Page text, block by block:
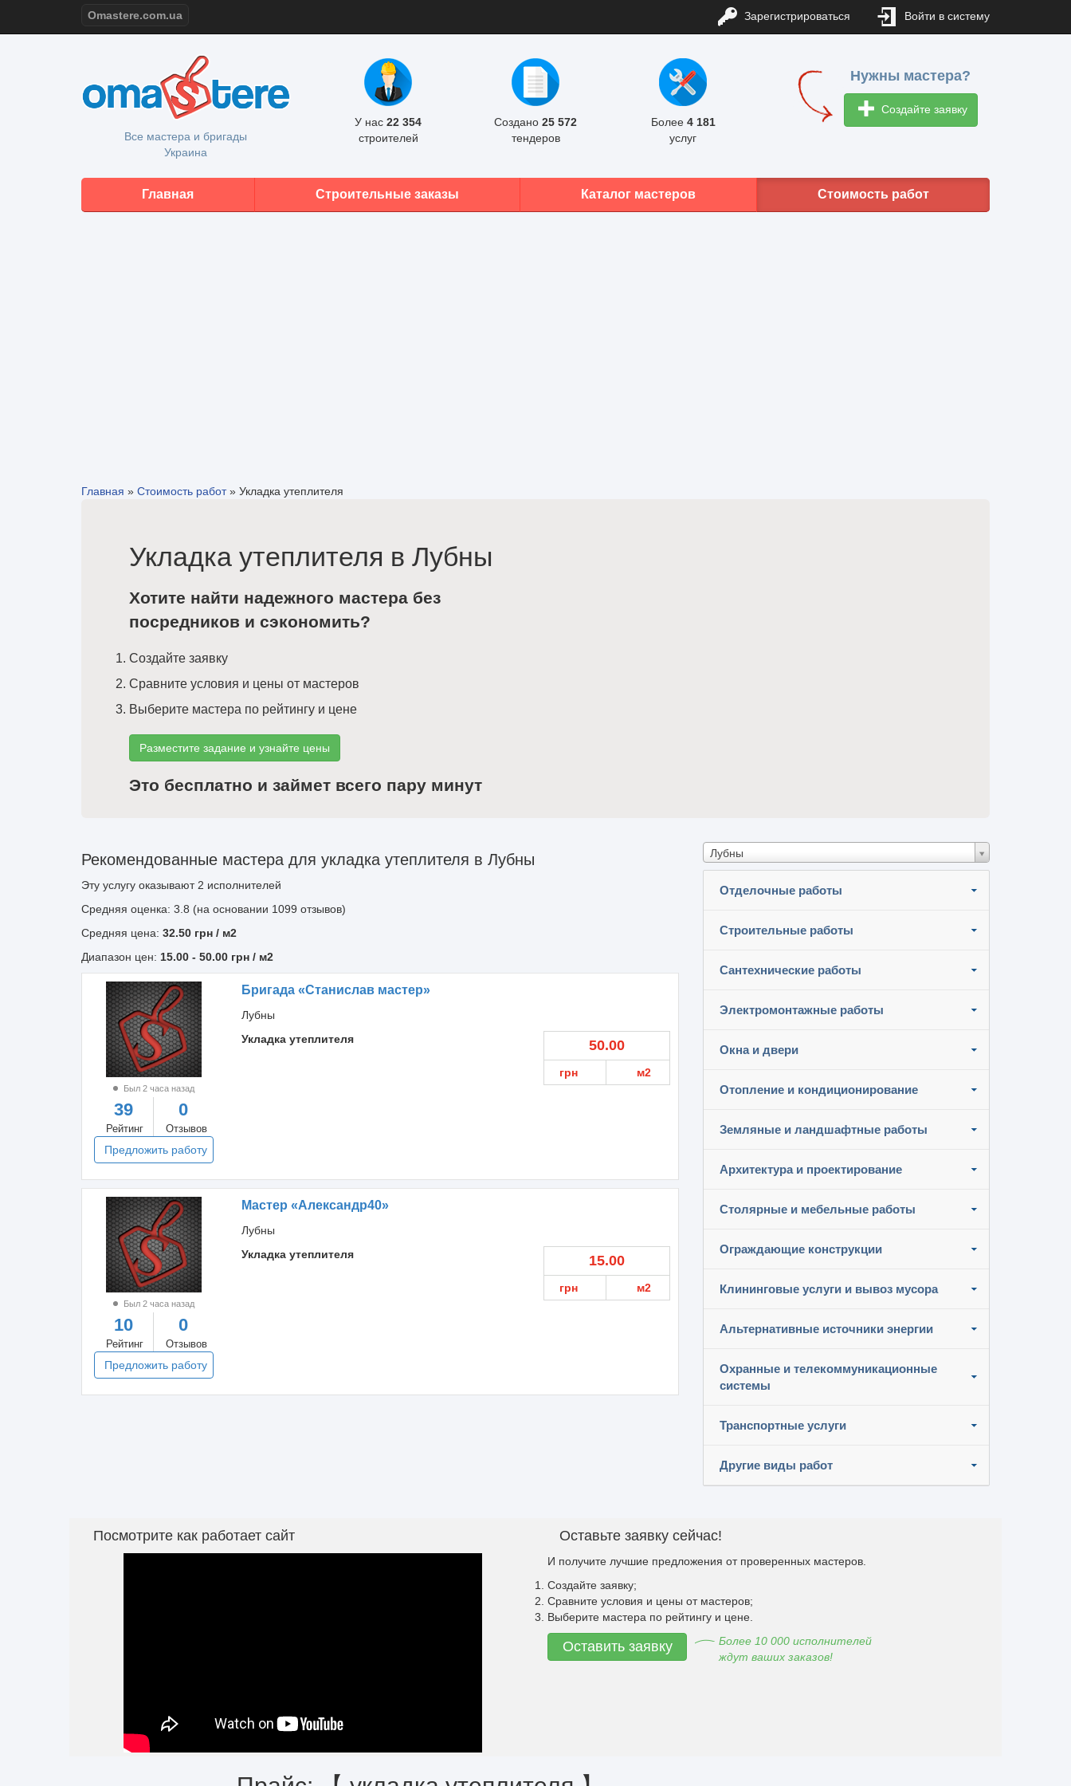
Omastere.com.ua Зарегистрироваться Войти в систему
Все мастера и бригады
Украина
У нас 22 354
строителей
Создано 25 572
тендеров
Более 4 181
услуг
Нужны мастера?
Создайте заявку
Главная Строительные заказы Каталог мастеров Стоимость работ
Главная » Стоимость работ» Укладка утеплителя
Укладка утеплителя в Лубны
Хотите найти надежного мастера без
посредников и сэкономить?
Создайте заявку
Сравните условия и цены от мастеров
Выберите мастера по рейтингу и цене
Разместите задание и узнайте цены
Это бесплатно и займет всего пару минут
Лубны
Отделочные работы
Строительные работы
Сантехнические работы
Электромонтажные работы
Окна и двери
Отопление и кондиционирование
Земляные и ландшафтные работы
Архитектура и проектирование
Столярные и мебельные работы
Ограждающие конструкции
Клининговые услуги и вывоз мусора
Альтернативные источники энергии
Охранные и телекоммуникационные
системы
Транспортные услуги
Другие виды работ
Рекомендованные мастера для укладка утеплителя в Лубны
Эту услугу оказывают 2 исполнителей
Средняя оценка: 3.8 (на основании 1099 отзывов)
Средняя цена: 32.50 грн / м2
Диапазон цен: 15.00 - 50.00 грн / м2
Был 2 часа назад
39
Рейтинг
0
Отзывов
Предложить работу
Бригада «Станислав мастер»
Лубны
Укладка утеплителя
50.00
грн м2
Был 2 часа назад
10
Рейтинг
0
Отзывов
Предложить работу
Мастер «Александр40»
Лубны
Укладка утеплителя
15.00
грн м2
Посмотрите как работает сайт Оставьте заявку сейчас!
И получите лучшие предложения от проверенных мастеров.
Создайте заявку;
Сравните условия и цены от мастеров;
Выберите мастера по рейтингу и цене.
Оставить заявку
Более 10 000 исполнителей
ждут ваших заказов!